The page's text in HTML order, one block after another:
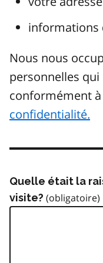
informations
Nous nous
personnelles
conformément
confidentialité.
Quelle était la
visite?